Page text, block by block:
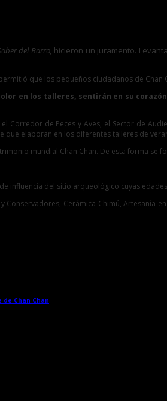
del Barro, hicieron un juramento.
que los pequeños ciudadanos de Chan
en los talleres, sentirán en su
de Peces y Aves, el Sector de
elaboran en los diferentes talleres de
mundial Chan Chan. De esta forma se
influencia del sitio arqueológico cuyas
Cerámica Chimú, Artesanía
Chan Chan